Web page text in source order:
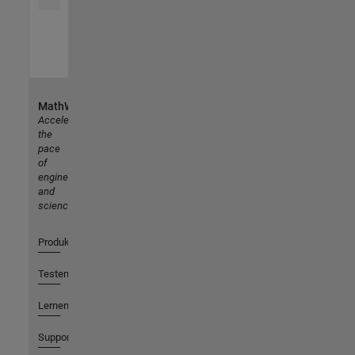
MathWorks
Accelerating
the
pace
of
engineering
and
science
Produkte
Testen oder Kaufen
Lernen
Support